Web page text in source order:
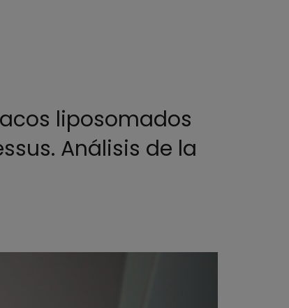
liposomados
Análisis de la